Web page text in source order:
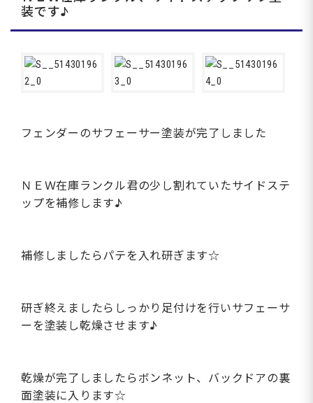
装です♪
フェンダーのサフェーサー塗装が完了しました
ＮＥＷ在庫ランクル君の少し割れていたサイドステ
ップを補修します♪
補修しましたらパテを入れ研ぎます☆
研ぎ終えましたらしっかり足付けを行いサフェーサ
ーを塗装し乾燥させます♪
乾燥が完了しましたらボンネット、バックドアの裏
面塗装に入ります☆